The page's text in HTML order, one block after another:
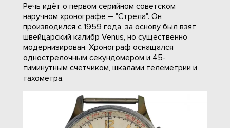
Речь идёт о первом серийном советском
наручном хронографе – "Стрела". Он
производился с 1959 года, за основу был взят
швейцарский калибр Venus, но существенно
модернизирован. Хронограф оснащался
однострелочным секундомером и 45-
тиминутным счетчиком, шкалами телеметрии и
тахометра.